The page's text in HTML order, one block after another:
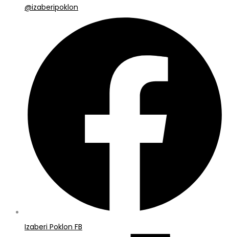
@izaberipoklon
Izaberi Poklon FB